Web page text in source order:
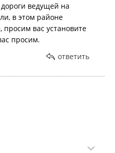
ведущей на
в этом районе
вас установите
просим.
ответить